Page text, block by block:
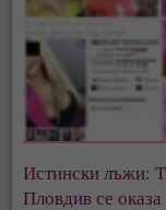
Истински лъжи:
Пловдив се